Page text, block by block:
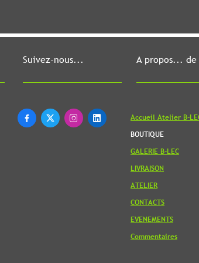
Suivez-nous...
   
A propos... de
Accueil Atelier B-
BOUTIQUE
GALERIE B-LEC
LIVRAISON
ATELIER
CONTACTS
EVENEMENTS
Commentaires